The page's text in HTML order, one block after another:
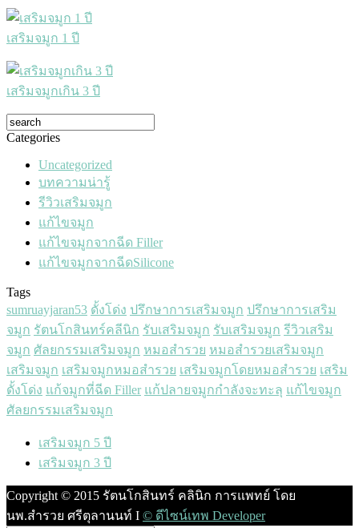
เสริมจมูก 1 ปี
เสริมจมูกเกิน 3 ปี
Categories
Uncategorized
บทความน่ารู้
รีวิวเสริมจมูก
แก้ไขจมูก
แก้ไขจมูกจากฉีด Filler
แก้ไขจมูกจากฉีดSilicone
Tags
sumruayjaran53 ดั้งโด่ง ปรึกษาการเสริมจมูก ปรึกษาการเสริม
จมูก รัตนโกสินทร์คลีนิก รับเสริมจมูก รับเสริมจมูก รีวิวเสริม
จมูก ศัลยกรรมเสริมจมูก หมอสำรวย หมอสำรวยเสริมจมูก
เสริมจมูก เสริมจมูกหมอสำรวย เสริมจมูกโดยหมอสำรวย เสริม
ดั้งโด่ง แก้จมูกที่ฉีด Filler แก้ปลายจมูกกำลังจะทะลุ แก้ไขจมูก
‎ศัลยกรรมเสริมจมูก‬
เสริมจมูก 5 ปี
เสริมจมูก 3 ปี
Copyright © 2015 รัตนโกสินทร์ คลินิก การแพทย์ โดย
นพ.สำรวย ศรีตุลานนท์ I © ดีไซน์เทพ Developer